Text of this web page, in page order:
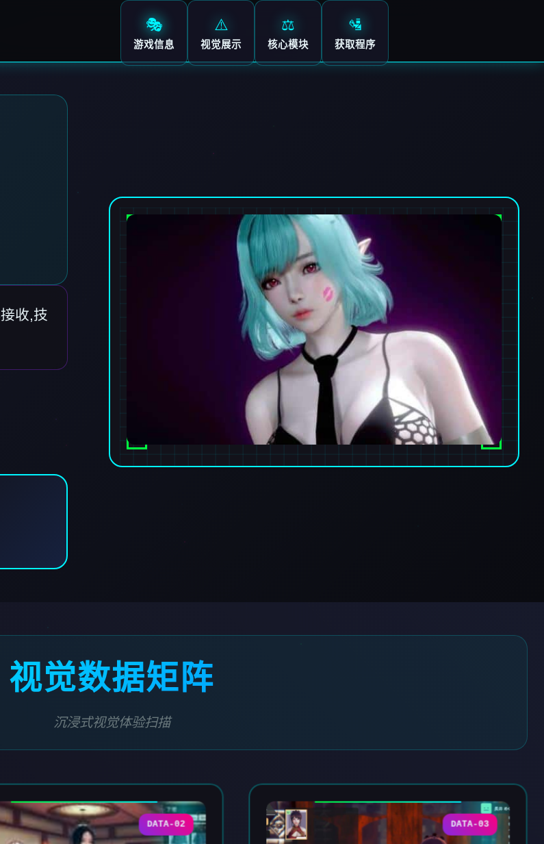
🎭
游戏信息
⚠️
视觉展示
⚖️
核心模块
🛂
获取程序
收,技
视觉数据矩阵
沉浸式视觉体验扫描
DATA-02 DATA-03